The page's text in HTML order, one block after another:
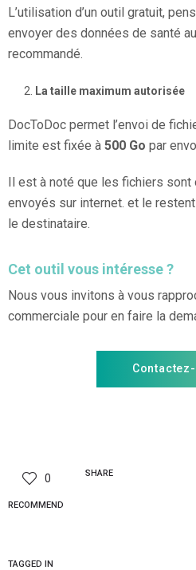
L’utilisation d’un outil gratuit,
envoyer des données de santé
recommandé.
La taille maximum autorisée
DocToDoc permet l’envoi de
limite est fixée à 500 Go par
Il est à noté que les fichiers sont
envoyés sur internet. et le
le destinataire.
Cet outil vous intéresse ?
Nous vous invitons à vous
commerciale pour en faire la
0
RECOMMEND
SHARE
TAGGED IN